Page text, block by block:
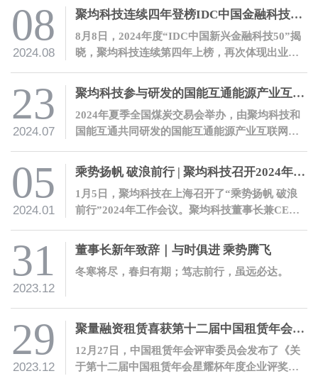
08
2024.08
聚均科技连续四年登榜IDC中国金融科技榜单
8月8日，2024年度“IDC中国新兴金融科技50”揭
晓，聚均科技连续第四年上榜，再次体现出业界
23
2024.07
聚均科技参与研发的国能互通能源产业互联网平台正式发布
2024年夏季全国煤炭交易会举办，由聚均科技和
国能互通共同研发的国能互通能源产业互联网平
05
2024.01
乘势扬帆 破浪前行 | 聚均科技召开2024年工作会议
1月5日，聚均科技在上海召开了“乘势扬帆 破浪
前行”2024年工作会议。聚均科技董事长兼CEO
31
2023.12
董事长新年致辞｜与时俱进 乘势腾飞
冬寒将尽，春归有期；笃志前行，虽远必达。
29
2023.12
聚量融资租赁喜获第十二届中国租赁年会星耀杯“年度繁星奖”
12月27日，中国租赁年会评审委员会发布了《关
于第十二届中国租赁年会星耀杯年度企业评奖结